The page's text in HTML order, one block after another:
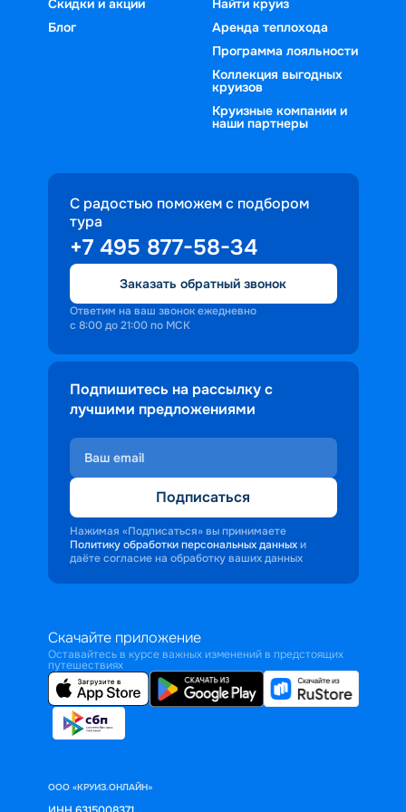
Ираклион, Санторини, Стамбул,
Неаполь, Рим и многие другие. Кроме
того, мы предлагаем туры как с
возвратом в точку отправления, так и
без. Благодаря такой опции у вас
всегда есть возможность продолжить
маршрута любым удобным образом.
Стоит отметить, что некоторые
экскурсии, которые можно будет
посетить по пути, оплачиваются
дополнительно.
Блог
Аренда теплохода
Программа лояльности
Коллекция выгодных
круизов
Круизные компании и
наши партнеры
С радостью поможем с подбором
тура
+7 495 877-58-34
Заказать обратный звонок
Ответим на ваш звонок ежедневно
с 8:00 до 21:00 по МСК
Подпишитесь на рассылку с
лучшими предложениями
Подписаться
Нажимая «Подписаться» вы принимаете
Политику обработки персональных данных и
даёте согласие на обработку ваших данных
Скачайте приложение
Оставайтесь в курсе важных изменений в предстоящих
путешествиях
ООО «КРУИЗ.ОНЛАЙН»